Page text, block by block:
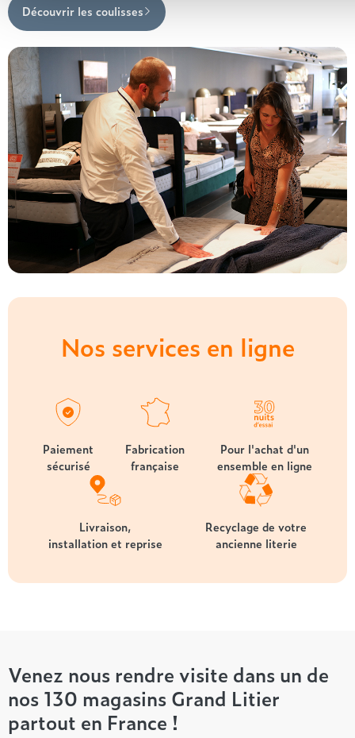
Découvrir les coulisses
Nos services en ligne
Paiement
sécurisé
Fabrication
française
Pour l'achat d'un
ensemble en ligne
Livraison,
installation et reprise
Recyclage de votre
ancienne literie
Venez nous rendre visite dans un de
nos 130 magasins Grand Litier
partout en France !